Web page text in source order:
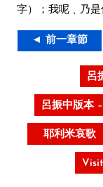
字）；我呢﹑乃是
◄ 前一章節
呂
呂振中版本
耶利米哀歌